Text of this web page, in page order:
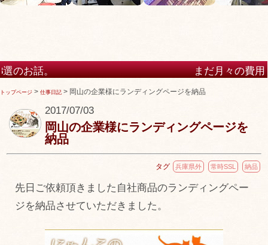
まだ月々の費用・月額の費
トップページ > 仕事日記 > 岡山の企業様にランディングページを納品
2017/07/03
岡山の企業様にランディングページを
納品
タグ 兵庫県外 常時SSL 納品
先日ご依頼頂きました自社商品のランディングペー
ジを納品させていただきました。